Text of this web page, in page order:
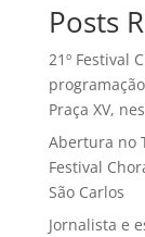
Posts
21º Festival
Praça XV,
Abertura no
Festival
São Carlos
Jornalista e